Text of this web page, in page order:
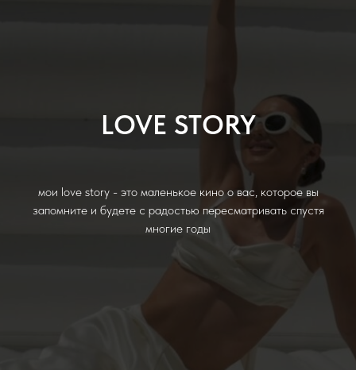
LOVE STORY
мои love story - это маленькое кино о вас, которое вы
запомните и будете с радостью пересматривать спустя
многие годы